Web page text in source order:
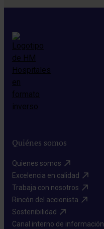
Quiénes somos
Quienes somos​
Excelencia en calidad​
Trabaja con nosotros​
Rincón del accionista​
Sostenibilidad​
Canal interno de información​